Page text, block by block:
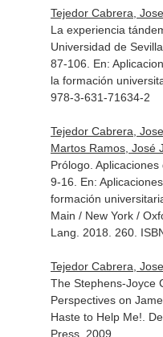
Tejedor Cabrera,
La experiencia
Universidad de
87-106. En:
la formación
978-3-631-71634-2
Tejedor Cabrera,
Martos Ramos, José
Prólogo.
9-16. En:
formación
Main / New York /
Lang. 2018. 260.
Tejedor Cabrera,
The Stephens-Joyce
Perspectives on
Haste to Help Me! .
Press. 2009